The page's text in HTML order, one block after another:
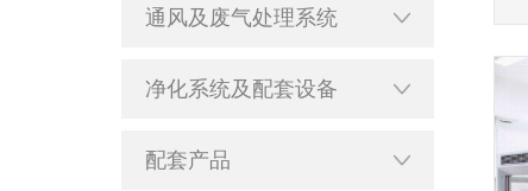
通风及废气处理系统
净化系统及配套设备
配套产品